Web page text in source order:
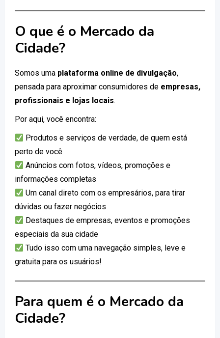
O que é o Mercado da
Cidade?
Somos uma plataforma online de divulgação,
pensada para aproximar consumidores de empresas,
profissionais e lojas locais.
Por aqui, você encontra:
Produtos e serviços de verdade, de quem está
perto de você
Anúncios com fotos, vídeos, promoções e
informações completas
Um canal direto com os empresários, para tirar
dúvidas ou fazer negócios
Destaques de empresas, eventos e promoções
especiais da sua cidade
Tudo isso com uma navegação simples, leve e
gratuita para os usuários!
Para quem é o Mercado da
Cidade?